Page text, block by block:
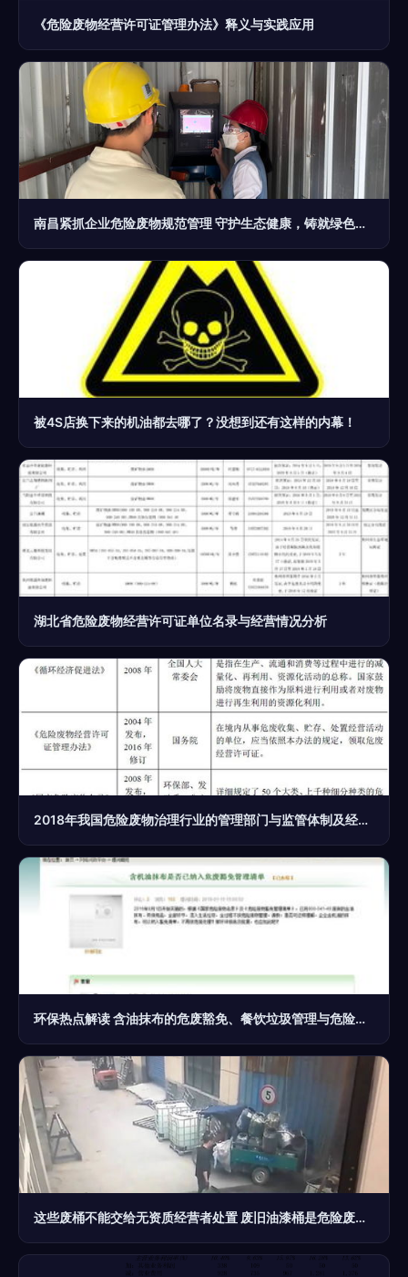
《危险废物经营许可证管理办法》释义与实践应用
南昌紧抓企业危险废物规范管理 守护生态健康，铸就绿色经营
被4S店换下来的机油都去哪了？没想到还有这样的内幕！
湖北省危险废物经营许可证单位名录与经营情况分析
2018年我国危险废物治理行业的管理部门与监管体制及经营许可政策解析
环保热点解读 含油抹布的危废豁免、餐饮垃圾管理与危险废物经营要点
这些废桶不能交给无资质经营者处置 废旧油漆桶是危险废物，擅自加工处理后果很严重